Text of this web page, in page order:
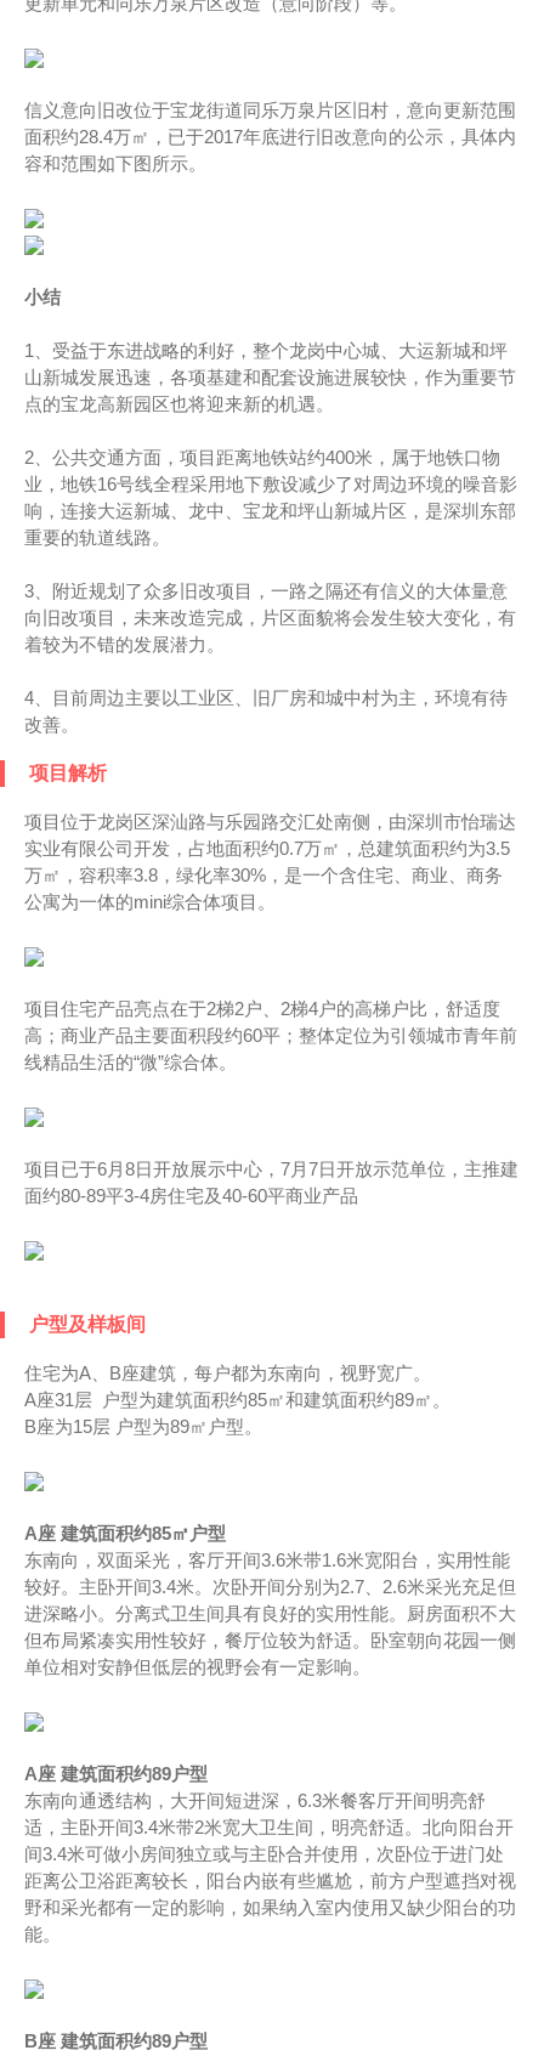
信义意向旧改位于宝龙街道同乐万泉片区旧村，意向更新范围
面积约28.4万㎡，已于2017年底进行旧改意向的公示，具体内
容和范围如下图所示。
小结
1、受益于东进战略的利好，整个龙岗中心城、大运新城和坪
山新城发展迅速，各项基建和配套设施进展较快，作为重要节
点的宝龙高新园区也将迎来新的机遇。
2、公共交通方面，项目距离地铁站约400米，属于地铁口物
业，地铁16号线全程采用地下敷设减少了对周边环境的噪音影
响，连接大运新城、龙中、宝龙和坪山新城片区，是深圳东部
重要的轨道线路。
3、附近规划了众多旧改项目，一路之隔还有信义的大体量意
向旧改项目，未来改造完成，片区面貌将会发生较大变化，有
着较为不错的发展潜力。
4、目前周边主要以工业区、旧厂房和城中村为主，环境有待
改善。
项目解析
项目位于龙岗区深汕路与乐园路交汇处南侧，由深圳市怡瑞达
实业有限公司开发，占地面积约0.7万㎡，总建筑面积约为3.5
万㎡，容积率3.8，绿化率30%，是一个含住宅、商业、商务
公寓为一体的mini综合体项目。
项目住宅产品亮点在于2梯2户、2梯4户的高梯户比，舒适度
高；商业产品主要面积段约60平；整体定位为引领城市青年前
线精品生活的“微”综合体。
项目已于6月8日开放展示中心，7月7日开放示范单位，主推建
面约80-89平3-4房住宅及40-60平商业产品
户型及样板间
住宅为A、B座建筑，每户都为东南向，视野宽广。
A座31层 户型为建筑面积约85㎡和建筑面积约89㎡。
B座为15层 户型为89㎡户型。
A座 建筑面积约85㎡户型
东南向，双面采光，客厅开间3.6米带1.6米宽阳台，实用性能
较好。主卧开间3.4米。次卧开间分别为2.7、2.6米采光充足但
进深略小。分离式卫生间具有良好的实用性能。厨房面积不大
但布局紧凑实用性较好，餐厅位较为舒适。卧室朝向花园一侧
单位相对安静但低层的视野会有一定影响。
A座 建筑面积约89户型
东南向通透结构，大开间短进深，6.3米餐客厅开间明亮舒
适，主卧开间3.4米带2米宽大卫生间，明亮舒适。北向阳台开
间3.4米可做小房间独立或与主卧合并使用，次卧位于进门处
距离公卫浴距离较长，阳台内嵌有些尴尬，前方户型遮挡对视
野和采光都有一定的影响，如果纳入室内使用又缺少阳台的功
能。
B座 建筑面积约89户型